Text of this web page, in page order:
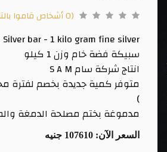
(0 أشخاص قاموا بالتقييم)
Silver bar - 1 kilo gram fine silver
سبيكة فضة خام وزن 1 كيلو
انتاج شركة سام S A M
متوفر كمية جديدة بخصم لفترة
)
مدموغة بختم مصلحة الدمغة
السعر الآن: